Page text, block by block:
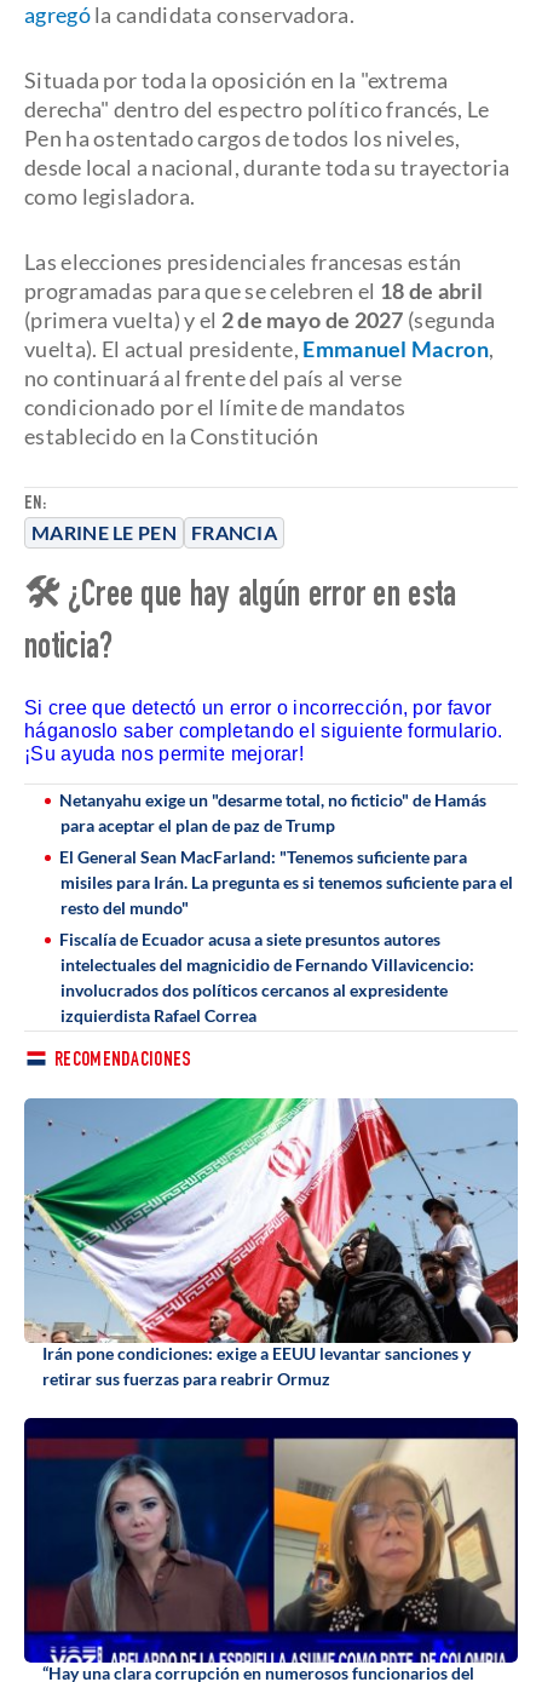
EN:
MARINE LE PEN FRANCIA
agrególa candidata conservadora.
Situada por toda la oposición en la "extrema
derecha" dentro del espectro político francés, Le
Pen ha ostentado cargos de todos los niveles,
desde local a nacional, durante toda su trayectoria
como legisladora.
Las elecciones presidenciales francesas están
programadas para que se celebren el 18 de abril
(primera vuelta) y el 2 de mayo de 2027 (segunda
vuelta). El actual presidente, Emmanuel Macron,
no continuará al frente del país al verse
condicionado por el límite de mandatos
establecido en la Constitución
🛠 ¿Cree que hay algún error en esta
noticia?
Si cree que detectó un error o incorrección, por favor
háganoslo saber completando el siguiente formulario.
¡Su ayuda nos permite mejorar!
Netanyahu exige un "desarme total, no ficticio" de Hamás
para aceptar el plan de paz de Trump
El General Sean MacFarland: "Tenemos suficiente para
misiles para Irán. La pregunta es si tenemos suficiente para el
resto del mundo"
Fiscalía de Ecuador acusa a siete presuntos autores
intelectuales del magnicidio de Fernando Villavicencio:
involucrados dos políticos cercanos al expresidente
izquierdista Rafael Correa
RECOMENDACIONES
Irán pone condiciones: exige a EEUU levantar sanciones y
retirar sus fuerzas para reabrir Ormuz
“Hay una clara corrupción en numerosos funcionarios del